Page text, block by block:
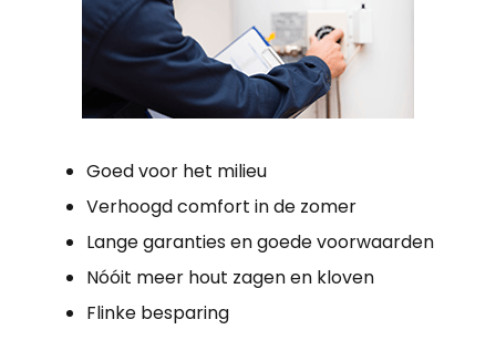
Goed voor het milieu
Verhoogd comfort in de zomer
Lange garanties en goede voorwaarden
Nóóit meer hout zagen en kloven
Flinke besparing